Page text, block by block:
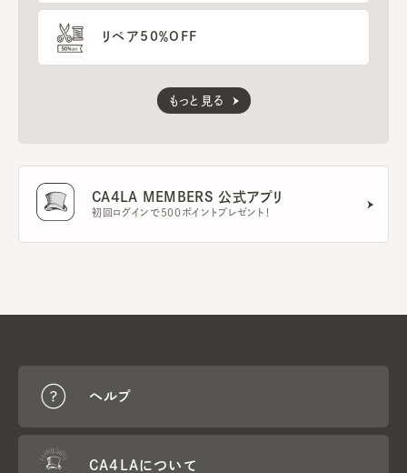
リペア50％OFF
もっと見る
CA4LA MEMBERS 公式アプリ
初回ログインで500ポイントプレゼント！
ヘルプ
CA4LAについて